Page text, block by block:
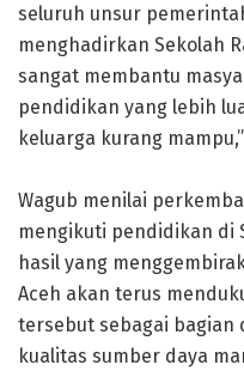
seluruh unsur
menghadirkan Sekolah
sangat membantu
pendidikan yang lebih
keluarga kurang
‎Wagub menilai
mengikuti pendidikan di
hasil yang
Aceh akan terus
tersebut sebagai bagian
kualitas sumber daya